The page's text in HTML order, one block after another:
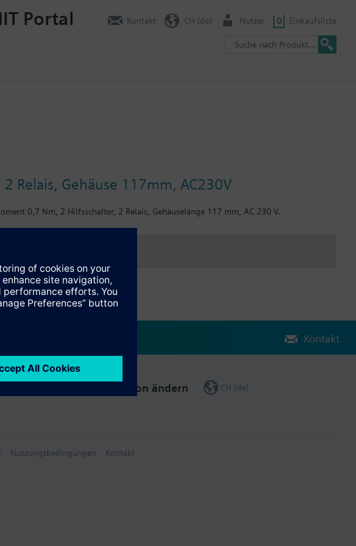
Portal Kontakt CH (de) Nutzer 0 Einkaufsliste
Relais, Gehäuse 117mm, AC230V
0,7 Nm, 2 Hilfsschalter, 2 Relais, Gehäuselänge 117 mm, AC 230 V.
Kontakt
Region ändern CH (de)
Nutzungsbedingungen Kontakt